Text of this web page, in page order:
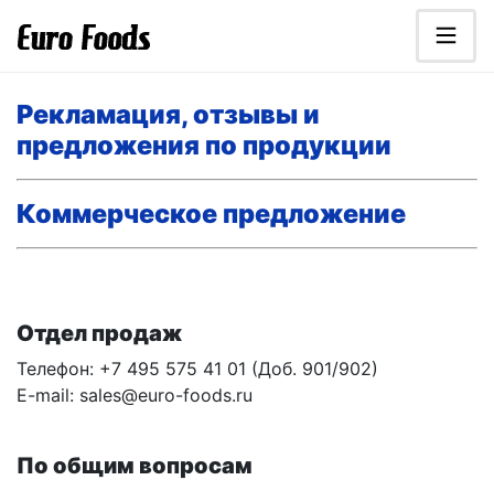
Перейти к основному содержанию
Euro Foods - дистрибьютор продуктов
Рекламация, отзывы и
предложения по продукции
Коммерческое предложение
Отдел продаж
Телефон: +7 495 575 41 01 (Доб. 901/902)
E-mail: sales@euro-foods.ru
По общим вопросам